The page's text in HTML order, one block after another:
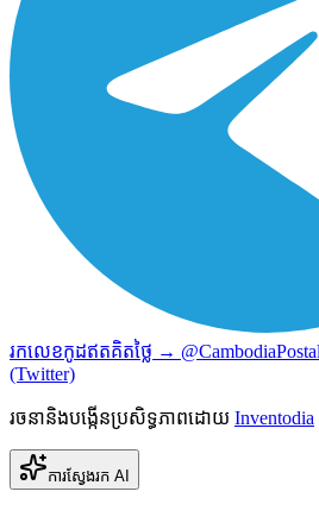
រកលេខកូដឥតគិតថ្លៃ →
(Twitter)
រចនានិងបង្កើនប្រសិទ្ធភាពដោយ Inventodia
ការស្វែងរក AI